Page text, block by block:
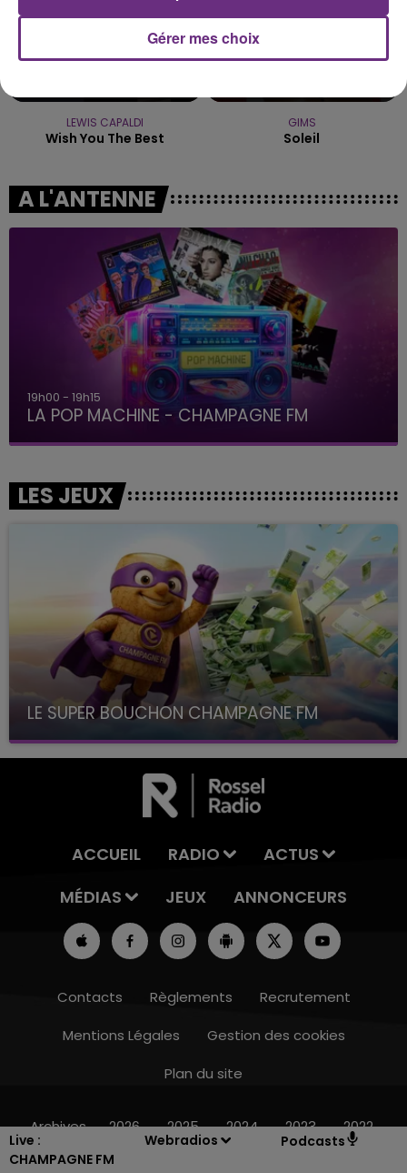
Live :
CHAMPAGNE FM
Webradios Podcasts
15h00 - 19h00
LEWIS CAPALDI
Wish You The Best
GIMS
Soleil
A L'ANTENNE
19h15 - 20h00
LA RADIO POP
LES JEUX
LE SUPER BOUCHON CHAMPAGNE FM
avec La Famille Champagne FM, à 8H10
ACCUEIL RADIO
ACTUS
MÉDIAS
JEUX ANNONCEURS
Contacts Règlements
Recrutement
Mentions Légales
Gestion des cookies
Plan du site
Archives 2026 2025 2024 2023 2022
Gérer mes choix